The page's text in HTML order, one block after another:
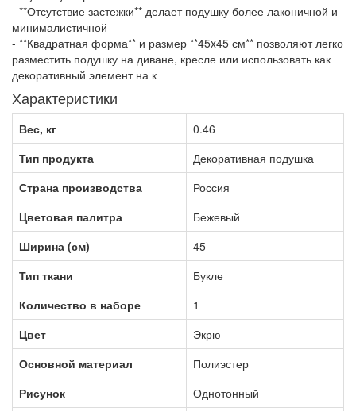
- **Отсутствие застежки** делает подушку более лаконичной и
минималистичной
- **Квадратная форма** и размер **45x45 см** позволяют легко
разместить подушку на диване, кресле или использовать как
декоративный элемент на к
Характеристики
Вес, кг
0.46
Тип продукта
Декоративная подушка
Страна производства
Россия
Цветовая палитра
Бежевый
Ширина (см)
45
Тип ткани
Букле
Количество в наборе
1
Цвет
Экрю
Основной материал
Полиэстер
Рисунок
Однотонный